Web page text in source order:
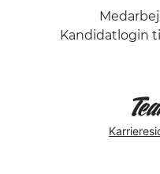
Kandidatlogin